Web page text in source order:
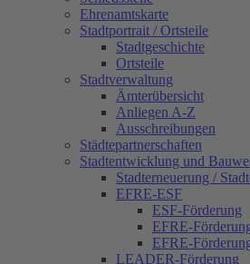
Ehrenamtskarte
Stadtportrait / Ortsteile
Stadtgeschichte
Ortsteile
Stadtverwaltung
Ämterübersicht
Anliegen A-Z
Ausschreibungen
Städtepartnerschaften
Stadtentwicklung und
Stadterneuerung /
EFRE-ESF
ESF-Förderung
EFRE-
EFRE-
LEADER-Förderung